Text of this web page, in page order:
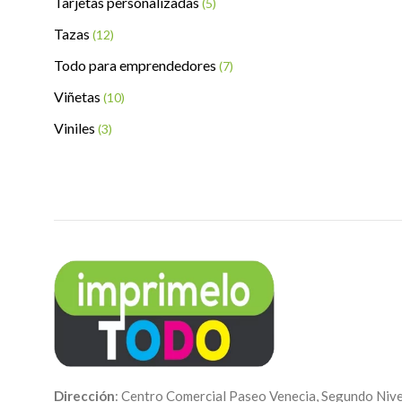
(5)
Tazas (12)
Todo para emprendedores (7)
Viñetas (10)
Viniles (3)
Dirección: Centro Comercial Paseo Venecia, Segundo